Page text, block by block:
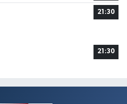
21:30
21:30